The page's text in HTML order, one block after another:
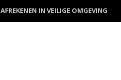
AFREKENEN IN VEILIGE OMGEVING